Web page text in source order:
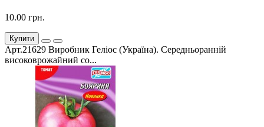
10.00 грн.
Купити
Арт.21629 Виробник Геліос (Україна). Середньоранній
високоврожайний со...